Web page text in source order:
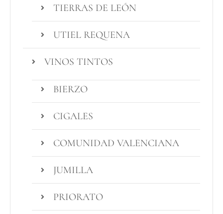
TIERRAS DE LEÓN
UTIEL REQUENA
VINOS TINTOS
BIERZO
CIGALES
COMUNIDAD VALENCIANA
JUMILLA
PRIORATO